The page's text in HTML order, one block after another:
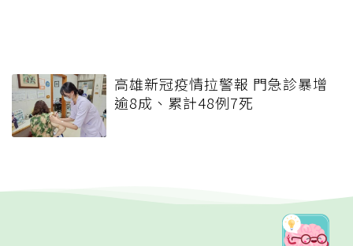
高雄新冠疫情拉警報 門急診暴增
逾8成、累計48例7死